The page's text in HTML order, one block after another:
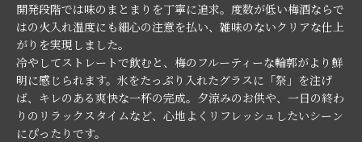
開発段階では味のまとまりを丁寧に追求。度数が低い梅酒ならで
はの火入れ温度にも細心の注意を払い、雑味のないクリアな仕上
がりを実現しました。
冷やしてストレートで飲むと、梅のフルーティーな輪郭がより鮮
明に感じられます。氷をたっぷり入れたグラスに「祭」を注げ
ば、キレのある爽快な一杯の完成。夕涼みのお供や、一日の終わ
りのリラックスタイムなど、心地よくリフレッシュしたいシーン
にぴったりです。